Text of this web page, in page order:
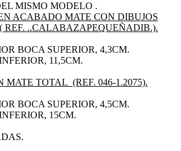
MISMO MODELO .
ACABADO MATE CON DIBUJOS
REF. ..CALABAZAPEQUEÑADIB.).
BOCA SUPERIOR, 4,3CM.
11,5CM.
MATE TOTAL (REF. 046-1.2075).
BOCA SUPERIOR, 4,5CM.
15CM.